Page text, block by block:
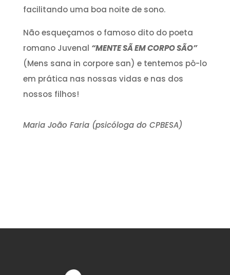
facilitando uma boa noite de sono.
Não esqueçamos o famoso dito do poeta
romano Juvenal “MENTE SÃ EM CORPO SÃO”
(Mens sana in corpore san) e tentemos pô-lo
em prática nas nossas vidas e nas dos
nossos filhos!
Maria João Faria (psicóloga do CPBESA)